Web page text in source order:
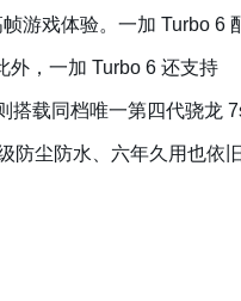
游戏体验。一加 Turbo 6
外，一加 Turbo 6 还支持
搭载同档唯一第四代骁龙
防尘防水、六年久用也依